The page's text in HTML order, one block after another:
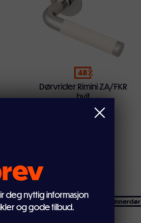
48
Dørvrider Rimini ZA/FKR
hvit
Legg i handlekurven Innerdør
deg nyttig informasjon
og gode tilbud.